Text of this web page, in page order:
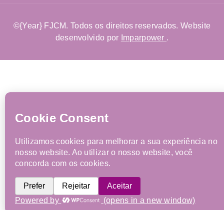
©{Year} FJCM. Todos os direitos reservados. Website
desenvolvido por Imparpower .